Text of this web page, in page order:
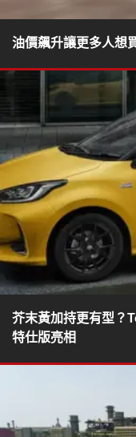
油價飆升讓更多人想
芥末黃加持更有型？
特仕版亮相